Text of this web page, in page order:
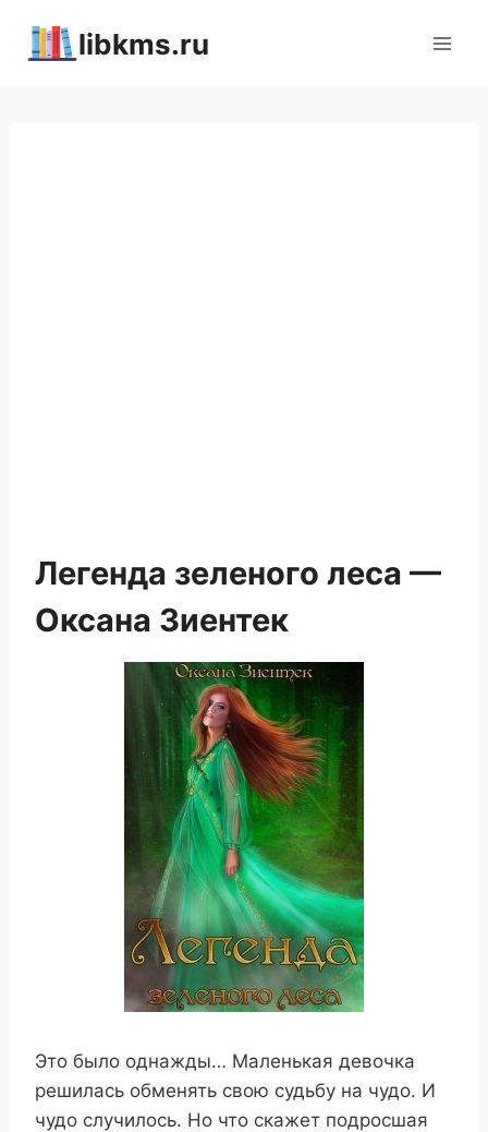
libkms.ru
Легенда зеленого леса —
Оксана Зиентек
Это было однажды… Маленькая девочка
решилась обменять свою судьбу на чудо. И
чудо случилось. Но что скажет подросшая